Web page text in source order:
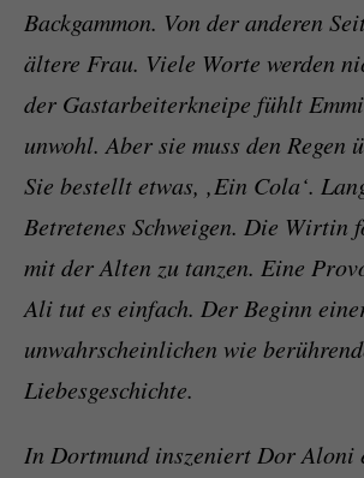
Backgammon. Von der anderen
ältere Frau. Viele Worte werden
der Gastarbeiterkneipe fühlt
unwohl. Aber sie muss den Regen
Sie bestellt etwas, ‚Ein Cola‘.
Betretenes Schweigen. Die Wirtin
mit der Alten zu tanzen. Eine
Ali tut es einfach. Der Beginn
unwahrscheinlichen wie
Liebesgeschichte.
In Dortmund inszeniert Dor Aloni